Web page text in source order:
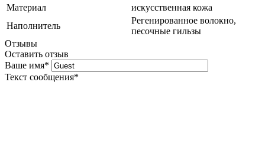
Материал
искусственная кожа
Наполнитель
Регенированное волокно,
песочные гильзы
Отзывы
Оставить отзыв
Ваше имя*
Текст сообщения*